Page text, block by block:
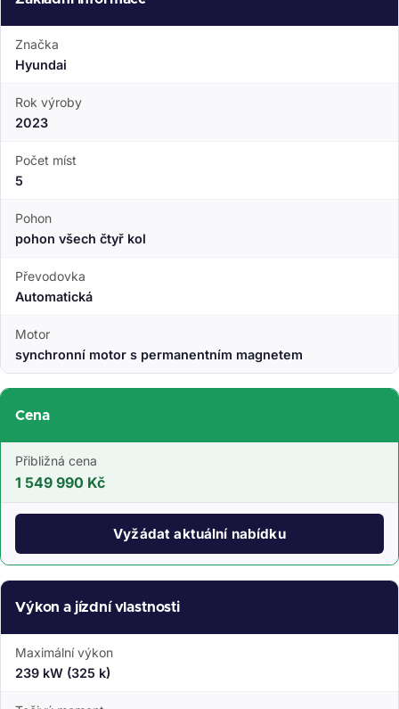
Značka
Hyundai
Rok výroby
2023
Počet míst
5
Pohon
pohon všech čtyř kol
Převodovka
Automatická
Motor
synchronní motor s permanentním magnetem
Cena
Přibližná cena
1 549 990 Kč
Vyžádat aktuální nabídku
Výkon a jízdní vlastnosti
Maximální výkon
239 kW (325 k)